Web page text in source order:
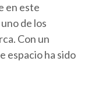
en este
de los
Con un
espacio ha sido